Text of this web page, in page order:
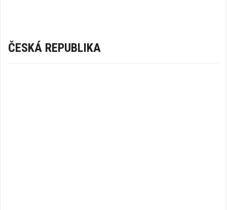
ČESKÁ REPUBLIKA